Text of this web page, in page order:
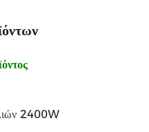
2400W